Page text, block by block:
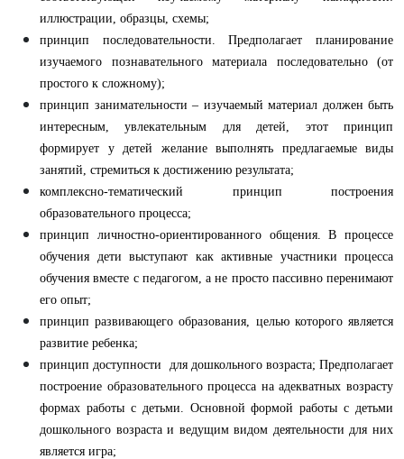
иллюстрации, образцы, схемы;
принцип последовательности. Предполагает планирование
изучаемого познавательного материала последовательно (от
простого к сложному);
принцип занимательности – изучаемый материал должен быть
интересным, увлекательным для детей, этот принцип
формирует у детей желание выполнять предлагаемые виды
занятий, стремиться к достижению результата;
комплексно-тематический принцип построения
образовательного процесса;
принцип личностно-ориентированного общения. В процессе
обучения дети выступают как активные участники процесса
обучения вместе с педагогом, а не просто пассивно перенимают
его опыт;
принцип развивающего образования, целью которого является
развитие ребенка;
принцип доступности для дошкольного возраста; Предполагает
построение образовательного процесса на адекватных возрасту
формах работы с детьми. Основной формой работы с детьми
дошкольного возраста и ведущим видом деятельности для них
является игра;